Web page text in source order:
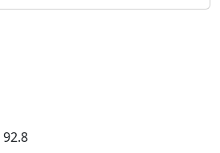
92.8